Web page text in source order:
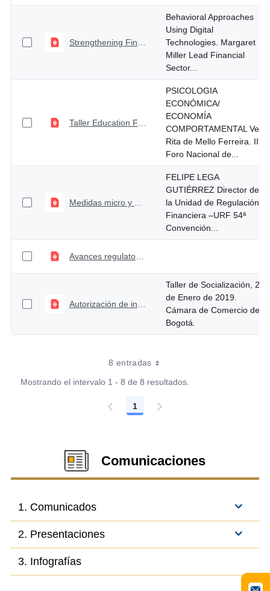
Behavioral Approaches
Using Digital
Technologies. Margaret
Miller Lead Financial
Sector...
PSICOLOGIA
ECONÓMICA/
ECONOMÍA
COMPORTAMENTAL Vera
Rita de Mello Ferreira. II
Foro Nacional de...
FELIPE LEGA
GUTIÉRREZ Director de
la Unidad de Regulación
Financiera –URF 54ª
Convención...
Avances regulatorios recientes y agenda normativa 2019
Taller de Socialización, 25
de Enero de 2019.
Cámara de Comercio de
Bogotá.
8 entradas
Mostrando el intervalo 1 - 8 de 8 resultados.
Página
1
Comunicaciones
1. Comunicados
2. Presentaciones
3. Infografías